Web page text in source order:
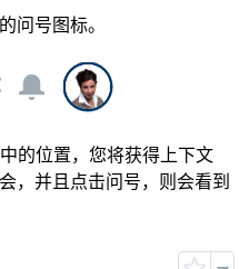
问号图标。
的位置，您将获得上下文
，并且点击问号，则会看到